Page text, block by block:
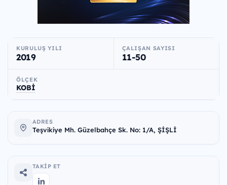
KURULUŞ YILI
2019
ÇALIŞAN SAYISI
11-50
ÖLÇEK
KOBİ
ADRES
Teşvikiye Mh. Güzelbahçe Sk. No: 1/A, ŞİŞLİ
TAKIP ET